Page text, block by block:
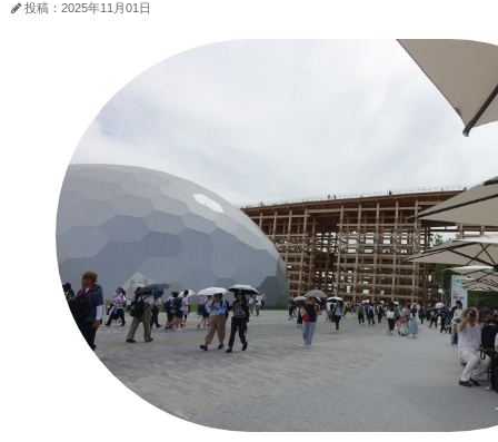
投稿：2025年11月01日